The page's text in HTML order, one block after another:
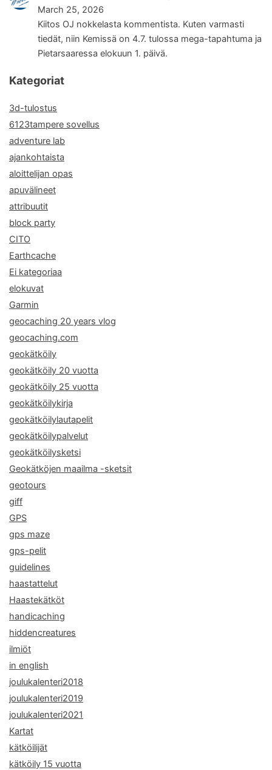
March 25, 2026
Kiitos OJ nokkelasta kommentista. Kuten varmasti
tiedät, niin Kemissä on 4.7. tulossa mega-tapahtuma ja
Pietarsaaressa elokuun 1. päivä.
Kategoriat
3d-tulostus
6123tampere sovellus
adventure lab
ajankohtaista
aloittelijan opas
apuvälineet
attribuutit
block party
CITO
Earthcache
Ei kategoriaa
elokuvat
Garmin
geocaching 20 years vlog
geocaching.com
geokätköily
geokätköily 20 vuotta
geokätköily 25 vuotta
geokätköilykirja
geokätköilylautapelit
geokätköilypalvelut
geokätköilysketsi
Geokätköjen maailma -sketsit
geotours
giff
GPS
gps maze
gps-pelit
guidelines
haastattelut
Haastekätköt
handicaching
hiddencreatures
ilmiöt
in english
joulukalenteri2018
joulukalenteri2019
joulukalenteri2021
Kartat
kätköilijät
kätköily 15 vuotta